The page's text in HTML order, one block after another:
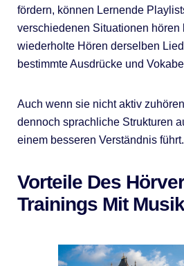
fördern, können Lernende
verschiedenen Situationen hören
wiederholte Hören derselben
bestimmte Ausdrücke und
Auch wenn sie nicht aktiv
dennoch sprachliche Strukturen
einem besseren Verständnis führt.
Vorteile Des
Trainings Mit Musik